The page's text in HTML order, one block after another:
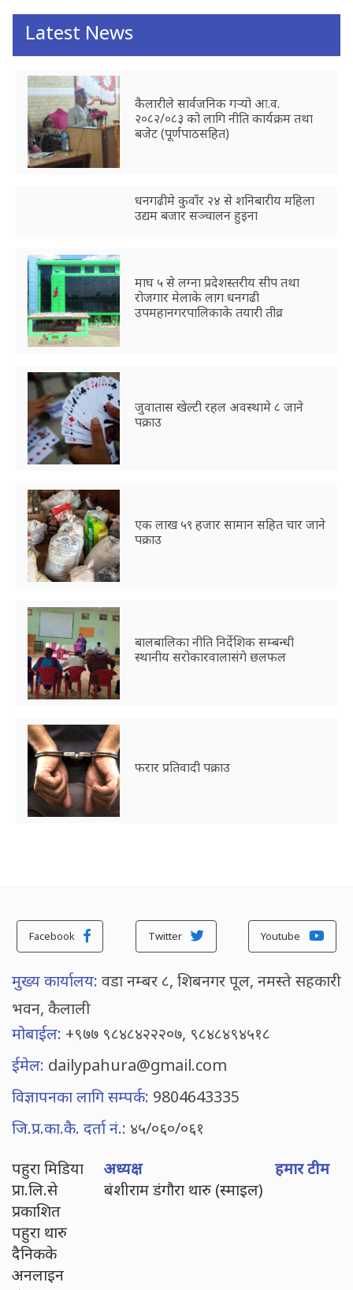
Latest News
कैलारीले सार्वजनिक गर्‍यो आ.व.
२०८२/०८३ को लागि नीति कार्यक्रम तथा
बजेट (पूर्णपाठसहित)
धनगढीमे कुवाँर २४ से शनिबारीय महिला
उद्यम बजार सञ्चालन हुइना
माघ ५ से लग्ना प्रदेशस्तरीय सीप तथा
रोजगार मेलाके लाग धनगढी
उपमहानगरपालिकाके तयारी तीव्र
जुवातास खेल्टी रहल अवस्थामे ८ जाने
पक्राउ
एक लाख ५९ हजार सामान सहित चार जाने
पक्राउ
बालबालिका नीति निर्देशिक सम्बन्धी
स्थानीय सरोकारवालासंगे छलफल
फरार प्रतिवादी पक्राउ
Facebook Twitter Youtube
मुख्य कार्यालय: वडा नम्बर ८, शिबनगर पूल, नमस्ते सहकारी
भवन, कैलाली
मोबाईल: +९७७ ९८४८४२२२०७, ९८४८४९४५१८
ईमेल: dailypahura@gmail.com
विज्ञापनका लागि सम्पर्क: 9804643335
जि.प्र.का.कै. दर्ता नं.: ४५/०६०/०६१
पहुरा मिडिया
प्रा.लि.से
प्रकाशित
पहुरा थारु
दैनिकके
अनलाइन
अध्यक्ष
बंशीराम डंगौरा थारु (स्माइल)
हमार टीम